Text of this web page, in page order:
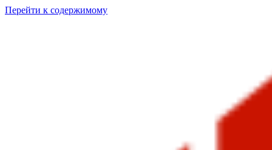
Перейти к содержимому